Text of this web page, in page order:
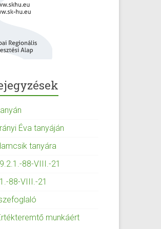
Éva tanyáján
tanyára
88-VIII.-21
88-VIII.-21
munkáért